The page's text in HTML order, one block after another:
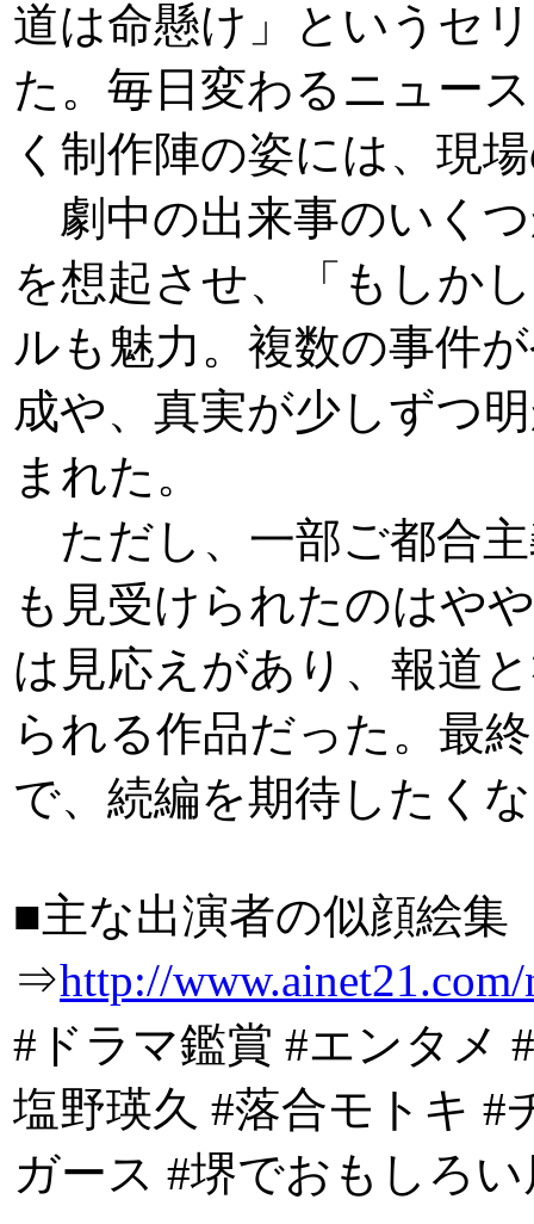
道は命懸け」というセ
た。毎日変わるニュー
く制作陣の姿には、現
劇中の出来事のいく
を想起させ、「もしか
ルも魅力。複数の事件
成や、真実が少しずつ
まれた。
ただし、一部ご都合
も見受けられたのはや
は見応えがあり、報道
られる作品だった。最
で、続編を期待したく
■主な出演者の似顔絵集
⇒http://
#ドラマ鑑賞 #エンタメ
塩野瑛久 #落合モトキ #
ガース #堺でおもしろ